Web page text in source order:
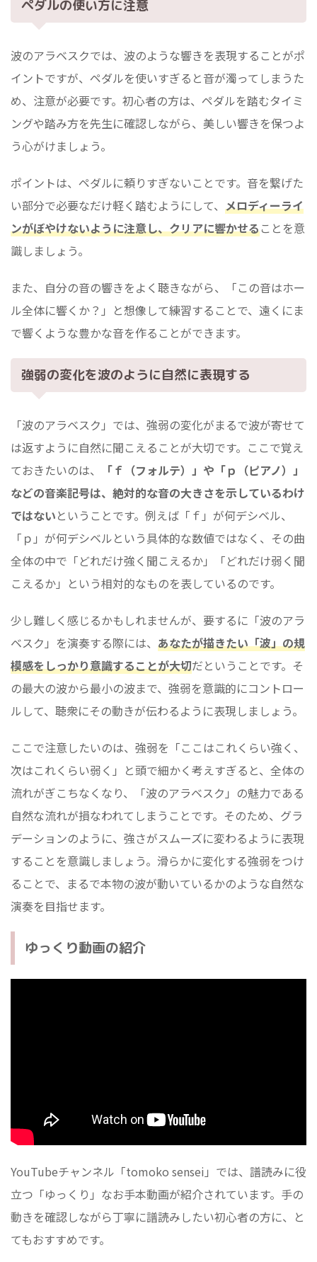
ペダルの使い方に注意
波のアラベスクでは、波のような響きを表現することがポ
イントですが、ペダルを使いすぎると音が濁ってしまうた
め、注意が必要です。初心者の方は、ペダルを踏むタイミ
ングや踏み方を先生に確認しながら、美しい響きを保つよ
う心がけましょう。
ポイントは、ペダルに頼りすぎないことです。音を繋げた
い部分で必要なだけ軽く踏むようにして、 メロディーライ
ンがぼやけないように注意し、クリアに響かせることを意
識しましょう。
また、自分の音の響きをよく聴きながら、「この音はホー
ル全体に響くか？」と想像して練習することで、遠くにま
で響くような豊かな音を作ることができます。
強弱の変化を波のように自然に表現する
「波のアラベスク」では、強弱の変化がまるで波が寄せて
は返すように自然に聞こえることが大切です。ここで覚え
ておきたいのは、
「ｆ（フォルテ）」や「ｐ（ピアノ）」
などの音楽記号は、絶対的な音の大きさを示しているわけ
ではないということです。例えば「ｆ」が何デシベル、
「ｐ」が何デシベルという具体的な数値ではなく、その曲
全体の中で「どれだけ強く聞こえるか」「どれだけ弱く聞
こえるか」という相対的なものを表しているのです。
少し難しく感じるかもしれませんが、要するに「波のアラ
ベスク」を演奏する際には、 あなたが描きたい「波」の規
模感をしっかり意識することが大切だということです。そ
の最大の波から最小の波まで、強弱を意識的にコントロー
ルして、聴衆にその動きが伝わるように表現しましょう。
ここで注意したいのは、強弱を「ここはこれくらい強く、
次はこれくらい弱く」と頭で細かく考えすぎると、全体の
流れがぎこちなくなり、「波のアラベスク」の魅力である
自然な流れが損なわれてしまうことです。そのため、グラ
デーションのように、強さがスムーズに変わるように表現
することを意識しましょう。滑らかに変化する強弱をつけ
ることで、まるで本物の波が動いているかのような自然な
演奏を目指せます。
ゆっくり動画の紹介
YouTubeチャンネル「tomoko sensei」では、譜読みに役
立つ「ゆっくり」なお手本動画が紹介されています。手の
動きを確認しながら丁寧に譜読みしたい初心者の方に、と
てもおすすめです。